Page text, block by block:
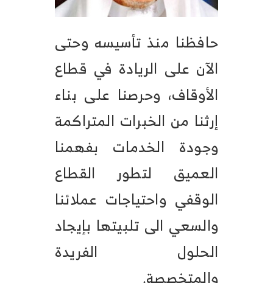
حافظنا منذ تأسيسه وحتى
الآن على الريادة في قطاع
الأوقاف، وحرصنا على بناء
إرثنا من الخبرات المتراكمة
وجودة الخدمات بفهمنا
العميق لتطور القطاع
الوقفي واحتياجات عملائنا
والسعي الى تلبيتها بإيجاد
الحلول الفريدة
والمتخصصة.